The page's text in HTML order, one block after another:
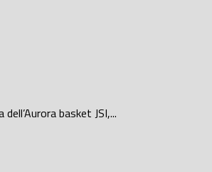
basket JSI,...